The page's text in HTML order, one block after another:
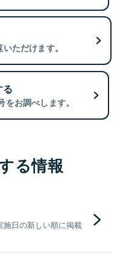
ただけます。
お調べします。
る情報
日の新しい順に掲載